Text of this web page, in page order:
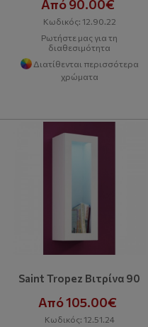
Από 90.00€
Κωδικός: 12.90.22
Ρωτήστε μας για τη
διαθεσιμότητα
Διατίθενται περισσότερα
χρώματα
Saint Tropez Βιτρίνα 90
Από 105.00€
Κωδικός: 12.51.24